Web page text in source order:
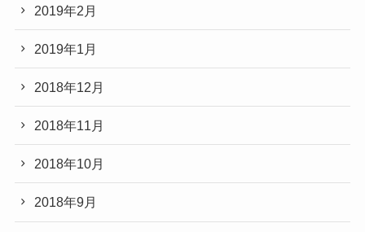
2019年2月
2019年1月
2018年12月
2018年11月
2018年10月
2018年9月